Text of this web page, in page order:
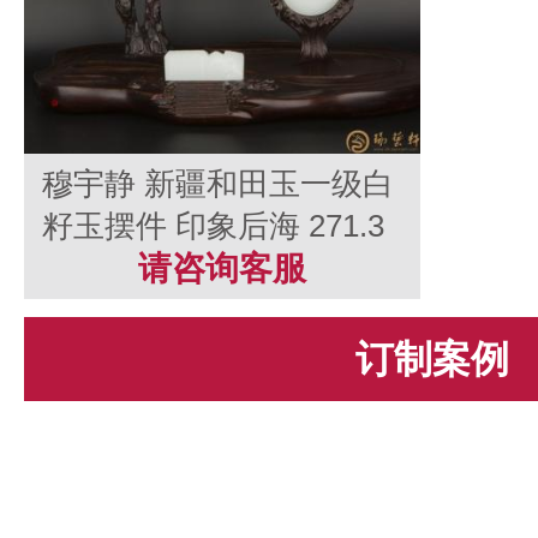
穆宇静 新疆和田玉一级白
籽玉摆件 印象后海 271.3
请咨询客服
订制案例